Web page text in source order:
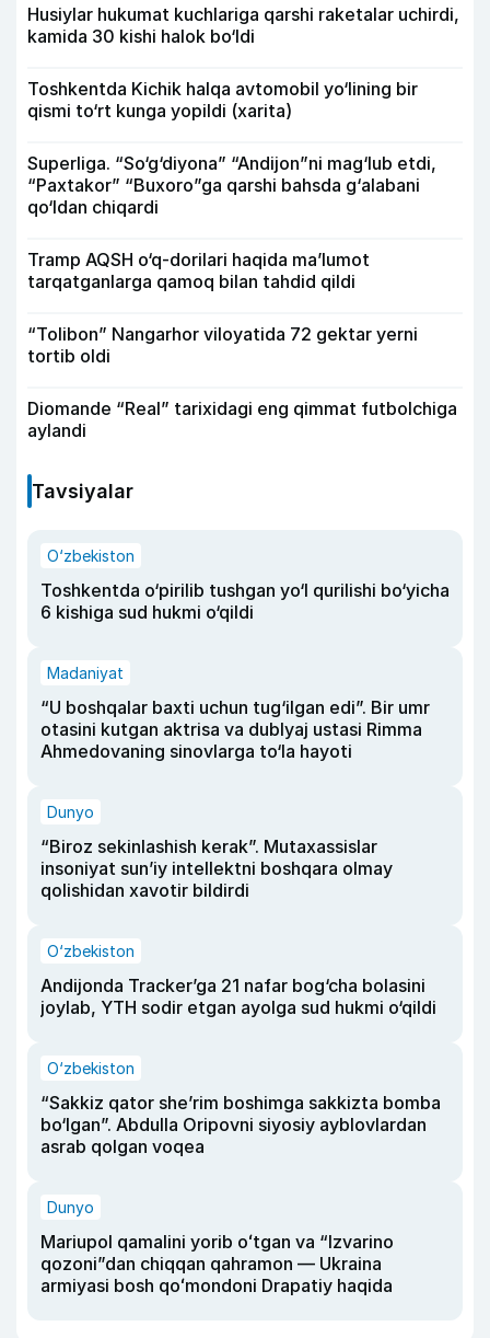
Husiylar hukumat kuchlariga qarshi raketalar uchirdi,
kamida 30 kishi halok bo‘ldi
Toshkentda Kichik halqa avtomobil yo‘lining bir
qismi to‘rt kunga yopildi (xarita)
Superliga. “So‘g‘diyona” “Andijon”ni mag‘lub etdi,
“Paxtakor” “Buxoro”ga qarshi bahsda g‘alabani
qo‘ldan chiqardi
Tramp AQSH o‘q-dorilari haqida ma’lumot
tarqatganlarga qamoq bilan tahdid qildi
“Tolibon” Nangarhor viloyatida 72 gektar yerni
tortib oldi
Diomande “Real” tarixidagi eng qimmat futbolchiga
aylandi
Tavsiyalar
O‘zbekiston
Toshkentda o‘pirilib tushgan yo‘l qurilishi bo‘yicha
6 kishiga sud hukmi o‘qildi
Madaniyat
“U boshqalar baxti uchun tug‘ilgan edi”. Bir umr
otasini kutgan aktrisa va dublyaj ustasi Rimma
Ahmedovaning sinovlarga to‘la hayoti
Dunyo
“Biroz sekinlashish kerak”. Mutaxassislar
insoniyat sun’iy intellektni boshqara olmay
qolishidan xavotir bildirdi
O‘zbekiston
Andijonda Tracker’ga 21 nafar bog‘cha bolasini
joylab, YTH sodir etgan ayolga sud hukmi o‘qildi
O‘zbekiston
“Sakkiz qator she’rim boshimga sakkizta bomba
bo‘lgan”. Abdulla Oripovni siyosiy ayblovlardan
asrab qolgan voqea
Dunyo
Mariupol qamalini yorib oʻtgan va “Izvarino
qozoni”dan chiqqan qahramon — Ukraina
armiyasi bosh qoʻmondoni Drapatiy haqida